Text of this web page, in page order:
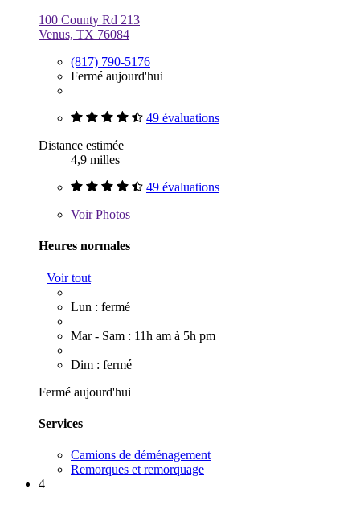
100 County Rd 213
Venus, TX 76084
(817) 790-5176
Fermé aujourd'hui
49 évaluations
Distance estimée
4,9 milles
49 évaluations
VoirPhotos
Heures normales
Voir tout
Lun : fermé
Mar - Sam : 11h am à 5h pm
Dim : fermé
Fermé aujourd'hui
Services
Camions de déménagement
Remorques et remorquage
4